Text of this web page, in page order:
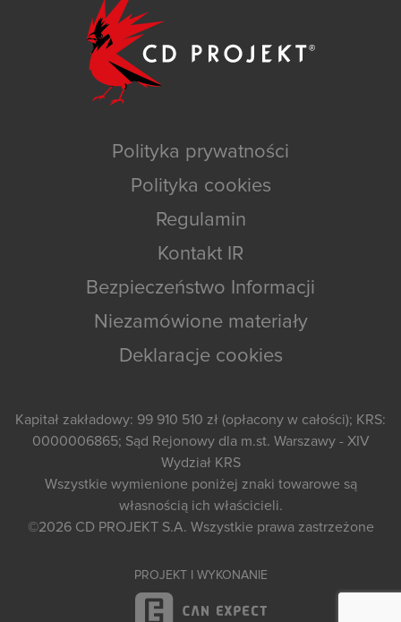
Polityka prywatności
Polityka cookies
Regulamin
Kontakt IR
Bezpieczeństwo Informacji
Niezamówione materiały
Deklaracje cookies
Kapitał zakładowy: 99 910 510 zł (opłacony w całości); KRS:
0000006865; Sąd Rejonowy dla m.st. Warszawy - XIV
Wydział KRS
Wszystkie wymienione poniżej znaki towarowe są
własnością ich właścicieli.
©2026 CD PROJEKT S.A. Wszystkie prawa zastrzeżone
PROJEKT I WYKONANIE